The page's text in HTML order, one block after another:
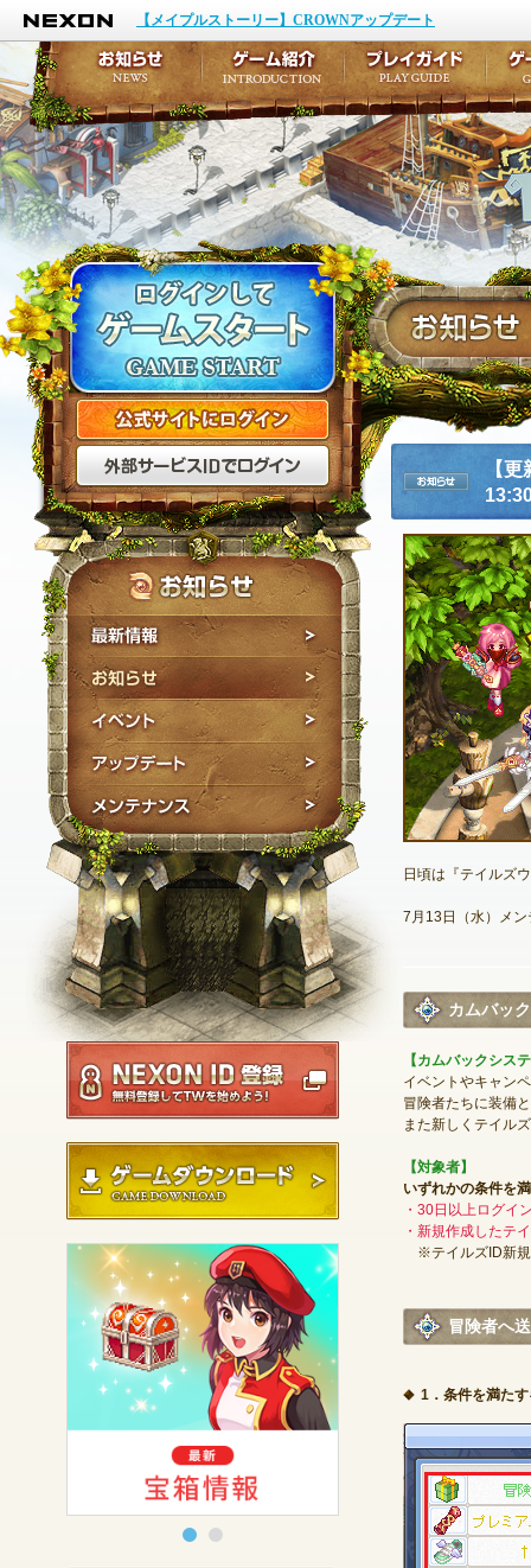
NEXON
【メイプルストーリー】CROWNアップデート
公式サイトにログイン
外部サービスIDでログ
最新情報
お知らせ
イベント
アップデート
メンテナンス
NEXON ID登録
【
日頃は『テイルズ
7月13日（水）メ
カムバッ
【カムバックシス
イベントやキャン
冒険者たちに装備
また新しくテイル
【対象者】
いずれかの条件を
・30日以上ログイ
・新規作成したテ
※テイルズID新規
冒険者へ
1．条件を満た
お知らせ
イベント
アップデート
メンテナンス
ゲーム紹介
キャラクター作成
テイルズ初級者講座
ここだけは知ってお